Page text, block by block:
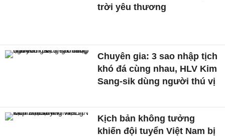
trời yêu thương
Chuyên gia: 3 sao nhập tịch
khó đá cùng nhau, HLV Kim
Sang-sik dùng người thú vị
Kịch bản không tưởng
khiến đội tuyển Việt Nam bị